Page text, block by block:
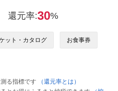
還元率:30%
ット・カタログ お食事券
る指標です
（還元率とは）